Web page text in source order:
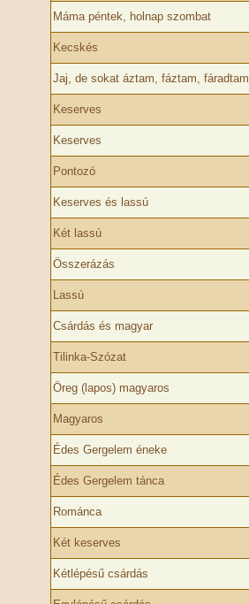
Máma péntek, holnap szombat
Kecskés
Jaj, de sokat áztam, fáztam, fáradtam
Keserves
Keserves
Pontozó
Keserves és lassú
Két lassú
Összerázás
Lassú
Csárdás és magyar
Tilinka-Szózat
Öreg (lapos) magyaros
Magyaros
Édes Gergelem éneke
Édes Gergelem tánca
Románca
Két keserves
Kétlépésű csárdás